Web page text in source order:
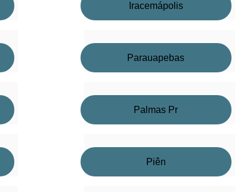
Iracemápolis
Parauapebas
Palmas Pr
Piên